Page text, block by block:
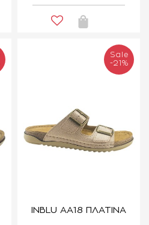
Sale
-21%
INBLU AA18 ΠΛΑΤΙΝΑ